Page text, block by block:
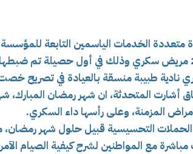
متعددة الخدمات الياسمين التابعة للمؤسسة
نادية طبيبة منسقة بالعيادة في تصريح
أشارت المتحدثة، ان شهر رمضان المبارك،
المزمنة، وعلى رأسها داء السكري.
التحسيسية قبيل حلول شهر
مباشرة مع المواطنين لشرح كيفية الصيام